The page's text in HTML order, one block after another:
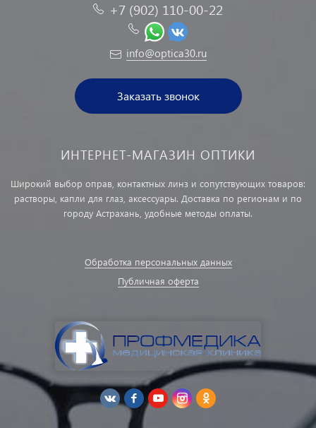
+7 (902) 110-00-22
info@optica30.ru
Заказать звонок
ИНТЕРНЕТ-МАГАЗИН ОПТИКИ
Широкий выбор оправ, контактных линз и сопутствующих товаров:
растворы, капли для глаз, аксессуары. Доставка по регионам и по
городу Астрахань, удобные методы оплаты.
Обработка персональных данных
Публичная оферта